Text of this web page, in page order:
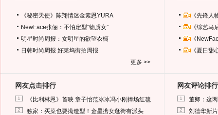
《秘密天使》陈翔情迷金素恩YURA
NewFace张俪：不怕定型“物质女”
明星时尚周报：女明星的欲望衣橱
日韩时尚周报 好莱坞街拍周报
更多 >>
《先锋
《综艺
《
《夏日
网友点击排行
1 《比利林恩》首映 章子怡范冰冰冯小刚捧场红毯
2 独家：买菜也要拗造型！金星携女逛街有派头
网友评论排行
1 董卿：这
2 刘德华新